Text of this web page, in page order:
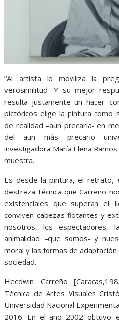
“Al artista lo moviliza la
verosimilitud. Y su mejor
resulta justamente un hacer
pictóricos elige la pintura como
de realidad –aun precaria- en
del aun más precario
investigadora María Elena
muestra.
Es desde la pintura, el retrato,
destreza técnica que Carreño
existenciales que superan el
conviven cabezas flotantes y
nosotros, los espectadores,
animalidad –que somos- y
moral y las formas de
sociedad.
Hecdwin Carreño
Técnica de Artes Visuales
Universidad Nacional
2016. En el año 2002 obtuvo